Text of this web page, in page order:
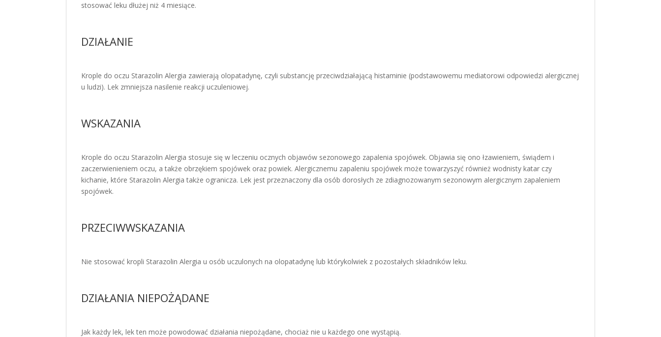
stosować leku dłużej niż 4 miesiące.
DZIAŁANIE
Krople do oczu Starazolin Alergia zawierają olopatadynę, czyli substancję przeciwdziałającą histaminie (podstawowemu mediatorowi odpowiedzi alergicznej
u ludzi). Lek zmniejsza nasilenie reakcji uczuleniowej.
WSKAZANIA
Krople do oczu Starazolin Alergia stosuje się w leczeniu ocznych objawów sezonowego zapalenia spojówek. Objawia się ono łzawieniem, świądem i
zaczerwienieniem oczu, a także obrzękiem spojówek oraz powiek. Alergicznemu zapaleniu spojówek może towarzyszyć również wodnisty katar czy
kichanie, które Starazolin Alergia także ogranicza. Lek jest przeznaczony dla osób dorosłych ze zdiagnozowanym sezonowym alergicznym zapaleniem
spojówek.
PRZECIWWSKAZANIA
Nie stosować kropli Starazolin Alergia u osób uczulonych na olopatadynę lub którykolwiek z pozostałych składników leku.
DZIAŁANIA NIEPOŻĄDANE
Jak każdy lek, lek ten może powodować działania niepożądane, chociaż nie u każdego one wystąpią.